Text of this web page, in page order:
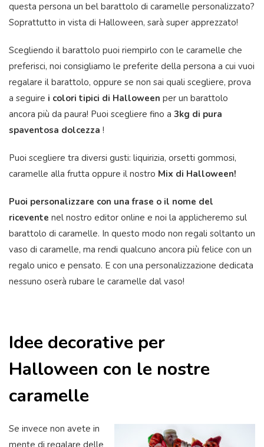
questa persona un bel barattolo di caramelle personalizzato?
Soprattutto in vista di Halloween, sarà super apprezzato!
Scegliendo il barattolo puoi riempirlo con le caramelle che
preferisci, noi consigliamo le preferite della persona a cui vuoi
regalare il barattolo, oppure se non sai quali scegliere, prova
a seguire i colori tipici di Halloween per un barattolo
ancora più da paura! Puoi scegliere fino a 3kg di pura
spaventosa dolcezza !
Puoi scegliere tra diversi gusti: liquirizia, orsetti gommosi,
caramelle alla frutta oppure il nostro Mix di Halloween!
Puoi personalizzare con una frase o il nome del
ricevente nel nostro editor online e noi la applicheremo sul
barattolo di caramelle. In questo modo non regali soltanto un
vaso di caramelle, ma rendi qualcuno ancora più felice con un
regalo unico e pensato. E con una personalizzazione dedicata
nessuno oserà rubare le caramelle dal vaso!
Idee decorative per
Halloween con le nostre
caramelle
Se invece non avete in